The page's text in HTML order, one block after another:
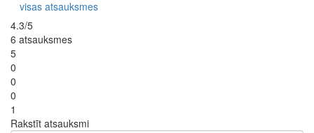
visas atsauksmes
4.3/5
6 atsauksmes
5
0
0
0
1
Rakstīt atsauksmi